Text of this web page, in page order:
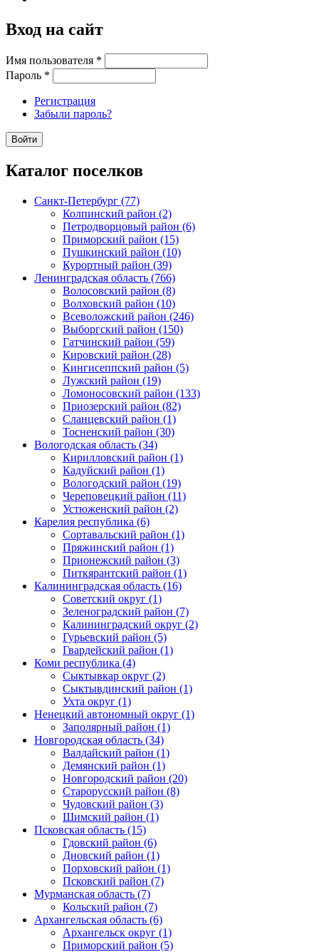
Вход на сайт
Имя пользователя *
Пароль *
Регистрация
Забыли пароль?
Каталог поселков
Санкт-Петербург (77)
Колпинский район (2)
Петродворцовый район (6)
Приморский район (15)
Пушкинский район (10)
Курортный район (39)
Ленинградская область (766)
Волосовский район (8)
Волховский район (10)
Всеволожский район (246)
Выборгский район (150)
Гатчинский район (59)
Кировский район (28)
Кингисеппский район (5)
Лужский район (19)
Ломоносовский район (133)
Приозерский район (82)
Сланцевский район (1)
Тосненский район (30)
Вологодская область (34)
Кирилловский район (1)
Кадуйский район (1)
Вологодский район (19)
Череповецкий район (11)
Устюженский район (2)
Карелия республика (6)
Сортавальский район (1)
Пряжинский район (1)
Прионежский район (3)
Питкярантский район (1)
Калининградская область (16)
Советский округ (1)
Зеленоградский район (7)
Калининградский округ (2)
Гурьевский район (5)
Гвардейский район (1)
Коми республика (4)
Сыктывкар округ (2)
Сыктывдинский район (1)
Ухта округ (1)
Ненецкий автономный округ (1)
Заполярный район (1)
Новгородская область (34)
Валдайский район (1)
Демянский район (1)
Новгородский район (20)
Старорусский район (8)
Чудовский район (3)
Шимский район (1)
Псковская область (15)
Гдовский район (6)
Дновский район (1)
Порховский район (1)
Псковский район (7)
Мурманская область (7)
Кольский район (7)
Архангельская область (6)
Архангельск округ (1)
Приморский район (5)